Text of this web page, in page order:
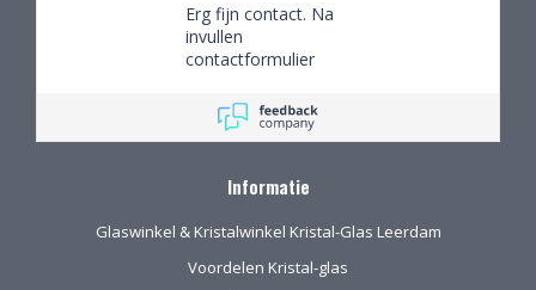
Erg fijn contact. Na
invullen
contactformulier
persoonlijke wensen
besproken. Afspraak
gemaakt om in de
bekijken en de
(uitgebreid graveren)
vorm te geven.
Informatie
Glaswinkel & Kristalwinkel Kristal-Glas Leerdam
Voordelen Kristal-glas